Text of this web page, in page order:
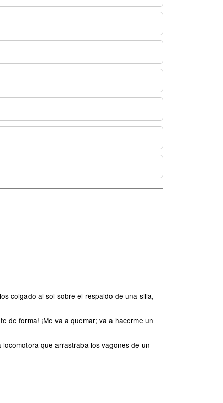
colgado al sol sobre el respaldo de una silla,
de forma! ¡Me va a quemar; va a hacerme un
que arrastraba los vagones de un